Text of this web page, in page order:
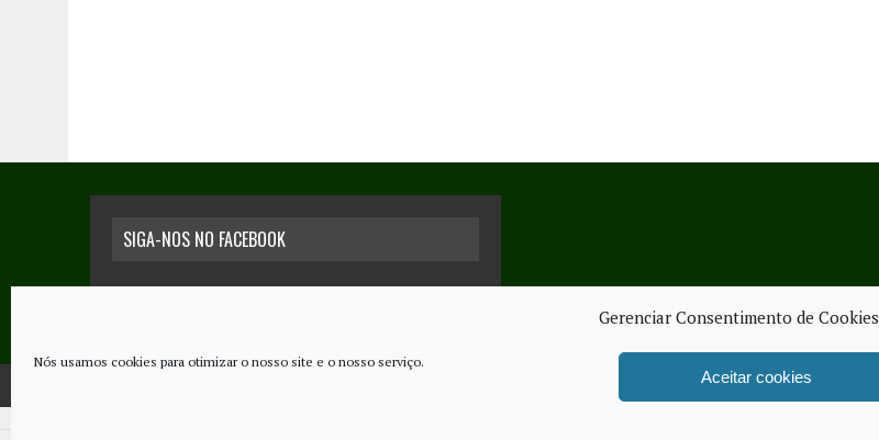
Gerenciar Consentimento de Cookies
Nós usamos cookies para otimizar o nosso site e o nosso serviço.
Aceitar cookies
SIGA-NOS NO FACEBOOK